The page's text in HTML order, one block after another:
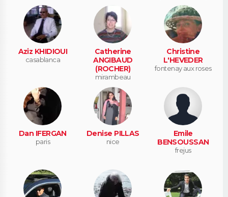
Aziz KHIDIOUI
casablanca
Catherine
ANGIBAUD
(ROCHER)
mirambeau
Christine
L'HEVEDER
fontenay aux roses
Dan IFERGAN
paris
Denise PILLAS
nice
Emile
BENSOUSSAN
frejus